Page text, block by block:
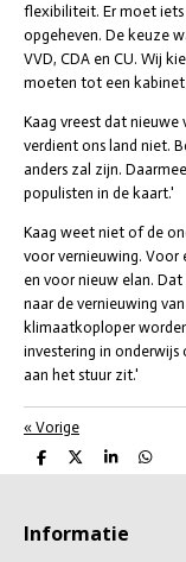
flexibiliteit. Er moet iets
opgeheven. De keuze
VVD, CDA en CU. Wij
moeten tot een kabinet
Kaag vreest dat
verdient ons land niet.
anders zal zijn.
populisten in de kaart.'
Kaag weet niet of de
voor vernieuwing. Voor
en voor nieuw elan.
naar de vernieuwing
klimaatkoploper
investering in onderwijs
aan het stuur zit.'
« Vorige
D
e
n
D
e
S
h
e
D
e
Informatie